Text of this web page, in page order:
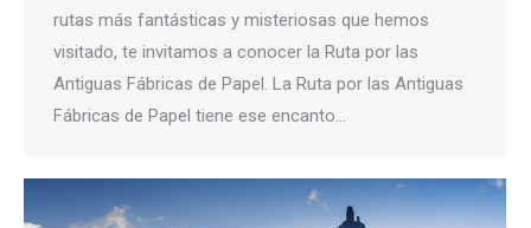
rutas más fantásticas y misteriosas que hemos
visitado, te invitamos a conocer la Ruta por las
Antiguas Fábricas de Papel. La Ruta por las Antiguas
Fábricas de Papel tiene ese encanto…